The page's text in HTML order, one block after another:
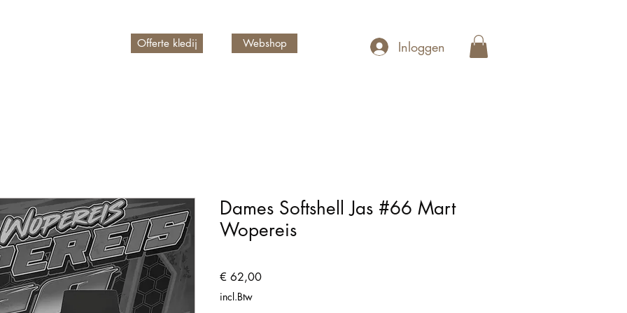
Offerte kledij Inloggen
Webshop
Dames Softshell Jas #66 Mart
Wopereis
€ 62,00Prijs
incl.Btw